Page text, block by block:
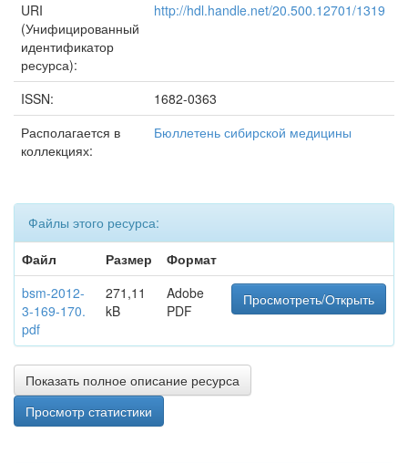
URI
(Унифицированный
идентификатор
ресурса):
http://hdl.handle.net/20.500.12701/1319
ISSN:
1682-0363
Располагается в
коллекциях:
Бюллетень сибирской медицины
Файлы этого ресурса:
Файл
Размер
Формат
bsm-2012-
3-169-170.
pdf
271,11
kB
Adobe
PDF
Просмотреть/Открыть
Показать полное описание ресурса
Просмотр статистики